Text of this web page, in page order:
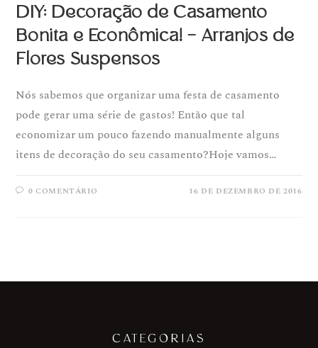
DIY: Decoração de Casamento
Bonita e Econômica! – Arranjos de
Flores Suspensos
Nós sabemos que organizar uma festa de casamento
pode gerar uma série de gastos! Então que tal
economizar um pouco fazendo manualmente alguns
itens de decoração do seu casamento?Hoje vamos…
0 COMENTÁRIO 16 DE DEZEMBRO DE 2016
CATEGORIAS